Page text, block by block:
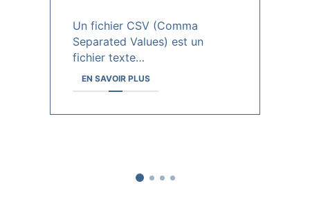
Un fichier CSV (Comma
Separated Values) est un
fichier texte…
EN SAVOIR PLUS